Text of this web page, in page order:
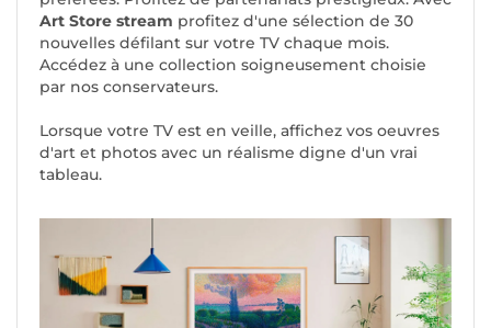
Art Store stream profitez d'une sélection de 30
nouvelles défilant sur votre TV chaque mois.
Accédez à une collection soigneusement choisie
par nos conservateurs.
Lorsque votre TV est en veille, affichez vos oeuvres
d'art et photos avec un réalisme digne d'un vrai
tableau.